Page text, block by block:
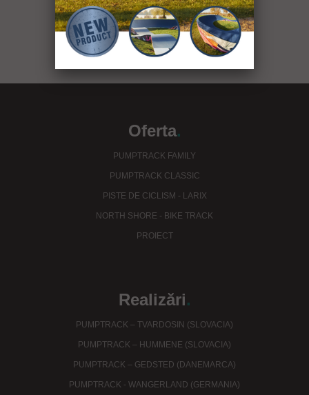
see our projects
Oferta.
PUMPTRACK FAMILY
PUMPTRACK CLASSIC
PISTE DE CICLISM - LARIX
NORTH SHORE - BIKE TRACK
PROIECT
Realizări.
PUMPTRACK – TVARDOSIN (SLOVACIA)
PUMPTRACK – HUMMENE (SLOVACIA)
PUMPTRACK – GEDSTED (DANEMARCA)
PUMPTRACK - WANGERLAND (GERMANIA)